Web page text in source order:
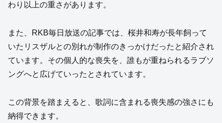
わり以上の重さがあります。
また、RKB毎日放送の記事では、桜井和寿が長年飼って
いたリスザルとの別れが制作のきっかけだったと紹介され
ています。その個人的な喪失を、誰もが重ねられるラブソ
ングへと広げていったとされています。
この背景を踏まえると、歌詞に含まれる喪失感の強さにも
納得できます。